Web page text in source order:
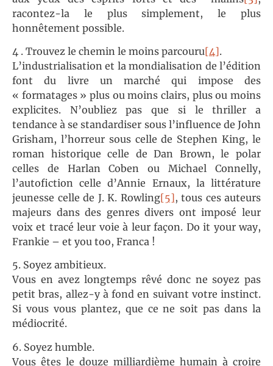
racontez-la le plus simplement, le plus
honnêtement possible.
4 . Trouvez le chemin le moins parcouru[4].
L’industrialisation et la mondialisation de l’édition
font du livre un marché qui impose des
« formatages » plus ou moins clairs, plus ou moins
explicites. N’oubliez pas que si le thriller a
tendance à se standardiser sous l’influence de John
Grisham, l’horreur sous celle de Stephen King, le
roman historique celle de Dan Brown, le polar
celles de Harlan Coben ou Michael Connelly,
l’autofiction celle d’Annie Ernaux, la littérature
jeunesse celle de J. K. Rowling[5], tous ces auteurs
majeurs dans des genres divers ont imposé leur
voix et tracé leur voie à leur façon. Do it your way,
Frankie – et you too, Franca !
5. Soyez ambitieux.
Vous en avez longtemps rêvé donc ne soyez pas
petit bras, allez-y à fond en suivant votre instinct.
Si vous vous plantez, que ce ne soit pas dans la
médiocrité.
6. Soyez humble.
Vous êtes le douze milliardième humain à croire